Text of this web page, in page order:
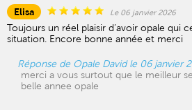
Elisa Le 06 janvier 2026
Toujours un réel plaisir d’avoir opale qui
situation. Encore bonne année et merci
Réponse de Opale David le 06 janvier
merci a vous surtout que le meilleur
belle annee opale